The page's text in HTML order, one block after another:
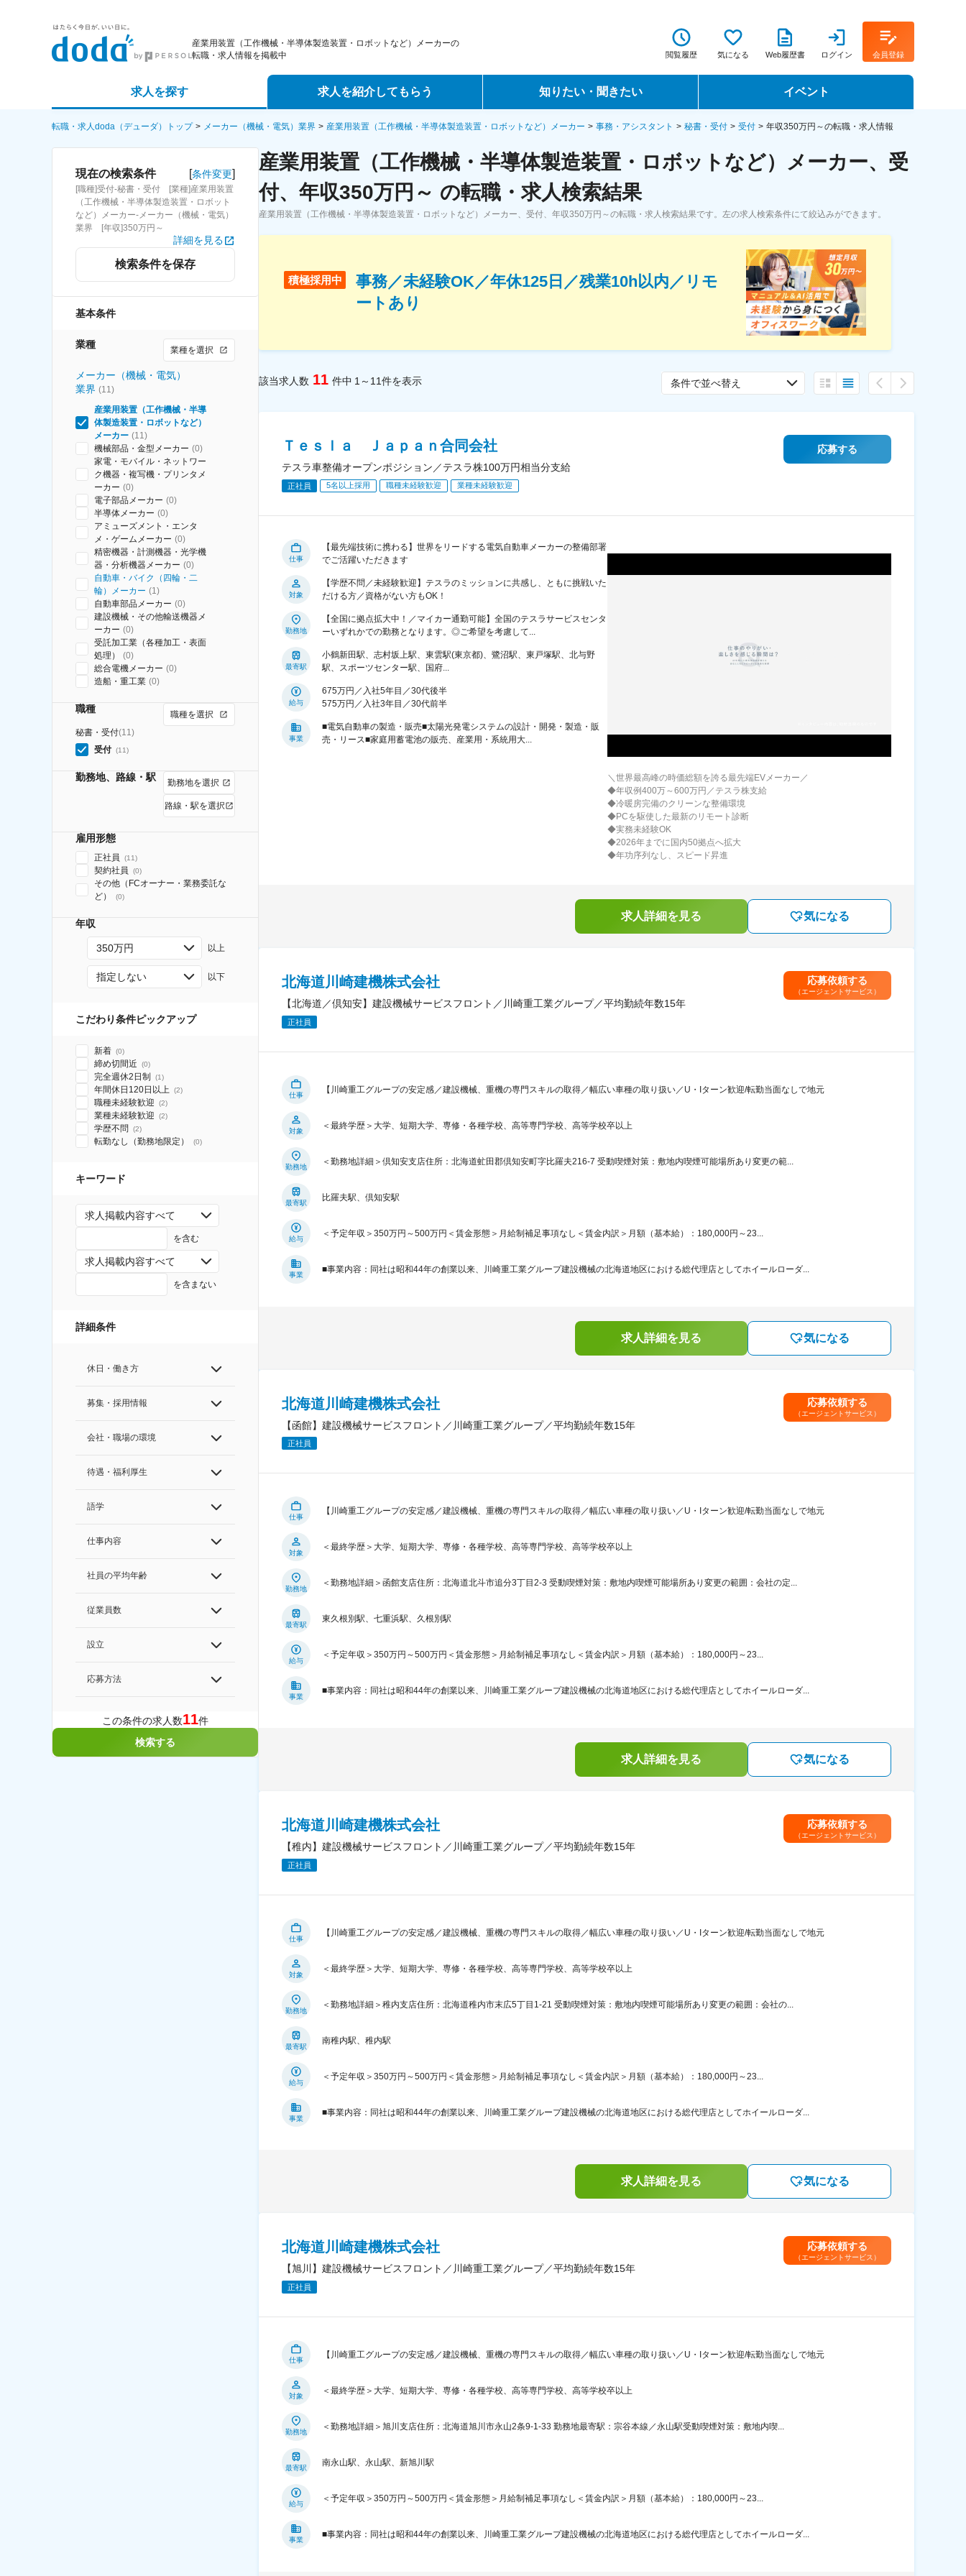
産業用装置（工作機械・半導体製造装置・ロボットなど）メーカーの
転職・求人情報を掲載中
閲覧履歴 気になる Web履歴書 ログイン 会員登録
求人を探す
詳細条件から探す
求人特集から探す
求人を紹介してもらう
エージェントサービス
スカウトサービス
パートナーエージェントサービス
知りたい・聞きたい
転職ノウハウ
データで見る転職
コラム・インタビュー
イベント
転職イベント・転職セミナー
転職フェア
転職・求人doda（デューダ）トップ メーカー（機械・電気）業界 産業用装置（工作機械・半導体製造装置・ロボットなど）メーカー 事務・アシスタント 秘書・受付 受付 年収350万円～の転職・求人情報
現在の検索条件 [条件変更]
[職種]受付-秘書・受付 [業種]産業用装置
（工作機械・半導体製造装置・ロボット
など）メーカー-メーカー（機械・電気）
業界 [年収]350万円～
詳細を見る
検索条件を保存
基本条件
業種 業種を選択
メーカー（機械・電気）
業界 (11)
産業用装置（工作機械・半導
体製造装置・ロボットなど）
メーカー (11)
機械部品・金型メーカー (0)
家電・モバイル・ネットワー
ク機器・複写機・プリンタメ
ーカー (0)
電子部品メーカー (0)
半導体メーカー (0)
アミューズメント・エンタ
メ・ゲームメーカー (0)
精密機器・計測機器・光学機
器・分析機器メーカー (0)
自動車・バイク（四輪・二
輪）メーカー (1)
自動車部品メーカー (0)
建設機械・その他輸送機器メ
ーカー (0)
受託加工業（各種加工・表面
処理）
(0)
総合電機メーカー (0)
造船・重工業 (0)
職種
職種を選択
秘書・受付(11)
受付 (11)
勤務地、路線・駅 勤務地を選択
路線・駅を選択
雇用形態
正社員 (11)
契約社員 (0)
その他（FCオーナー・業務委託な
ど）
(0)
年収
350万円 以上
指定しない 以下
こだわり条件ピックアップ
新着 (0)
締め切間近 (0)
完全週休2日制 (1)
年間休日120日以上 (2)
職種未経験歓迎 (2)
業種未経験歓迎 (2)
学歴不問 (2)
転勤なし（勤務地限定） (0)
キーワード
求人掲載内容すべて
を含む
求人掲載内容すべて
を含まない
詳細条件
休日・働き方
募集・採用情報
会社・職場の環境
待遇・福利厚生
語学
仕事内容
社員の平均年齢
従業員数
設立
応募方法
この条件の求人数11件
検索する
産業用装置（工作機械・半導体製造装置・ロボットなど）メーカー、受
付、年収350万円～ の転職・求人検索結果
産業用装置（工作機械・半導体製造装置・ロボットなど）メーカー、受付、年収350万円～の転職・求人検索結果です。左の求人検索条件にて絞込みができます。
積極採用中
事務／未経験OK／年休125日／残業10h以内／リモ
ートあり
該当求人数 11 件中 1～11件を表示 条件で並べ替え
Ｔｅｓｌａ Ｊａｐａｎ合同会社
テスラ車整備オープンポジション／テスラ株100万円相当分支給
正社員 5名以上採用 職種未経験歓迎 業種未経験歓迎
応募する
仕事
【最先端技術に携わる】世界をリードする電気自動車メーカーの整備部署
でご活躍いただきます
対象
【学歴不問／未経験歓迎】テスラのミッションに共感し、ともに挑戦いた
だける方／資格がない方もOK！
勤務地
【全国に拠点拡大中！／マイカー通勤可能】全国のテスラサービスセンタ
ーいずれかでの勤務となります。◎ご希望を考慮して...
最寄駅
小鶴新田駅、志村坂上駅、東雲駅(東京都)、鷺沼駅、東戸塚駅、北与野
駅、スポーツセンター駅、国府...
給与
675万円／入社5年目／30代後半
575万円／入社3年目／30代前半
事業
■電気自動車の製造・販売■太陽光発電システムの設計・開発・製造・販
売・リース■家庭用蓄電池の販売、産業用・系統用大...
＼世界最高峰の時価総額を誇る最先端EVメーカー／
◆年収例400万～600万円／テスラ株支給
◆冷暖房完備のクリーンな整備環境
◆PCを駆使した最新のリモート診断
◆実務未経験OK
◆2026年までに国内50拠点へ拡大
◆年功序列なし、スピード昇進
求人詳細を見る 気になる
北海道川崎建機株式会社
【北海道／倶知安】建設機械サービスフロント／川崎重工業グループ／平均勤続年数15年
正社員
応募依頼する
（エージェントサービス）
仕事
【川崎重工グループの安定感／建設機械、重機の専門スキルの取得／幅広い車種の取り扱い／U・Iターン歓迎/転勤当面なしで地元
対象
＜最終学歴＞大学、短期大学、専修・各種学校、高等専門学校、高等学校卒以上
勤務地
＜勤務地詳細＞倶知安支店住所：北海道虻田郡倶知安町字比羅夫216-7 受動喫煙対策：敷地内喫煙可能場所あり変更の範...
最寄駅
比羅夫駅、倶知安駅
給与
＜予定年収＞350万円～500万円＜賃金形態＞月給制補足事項なし＜賃金内訳＞月額（基本給）：180,000円～23...
事業
■事業内容：同社は昭和44年の創業以来、川崎重工業グループ建設機械の北海道地区における総代理店としてホイールローダ...
求人詳細を見る 気になる
北海道川崎建機株式会社
【函館】建設機械サービスフロント／川崎重工業グループ／平均勤続年数15年
正社員
応募依頼する
（エージェントサービス）
仕事
【川崎重工グループの安定感／建設機械、重機の専門スキルの取得／幅広い車種の取り扱い／U・Iターン歓迎/転勤当面なしで地元
対象
＜最終学歴＞大学、短期大学、専修・各種学校、高等専門学校、高等学校卒以上
勤務地
＜勤務地詳細＞函館支店住所：北海道北斗市追分3丁目2-3 受動喫煙対策：敷地内喫煙可能場所あり変更の範囲：会社の定...
最寄駅
東久根別駅、七重浜駅、久根別駅
給与
＜予定年収＞350万円～500万円＜賃金形態＞月給制補足事項なし＜賃金内訳＞月額（基本給）：180,000円～23...
事業
■事業内容：同社は昭和44年の創業以来、川崎重工業グループ建設機械の北海道地区における総代理店としてホイールローダ...
求人詳細を見る 気になる
北海道川崎建機株式会社
【稚内】建設機械サービスフロント／川崎重工業グループ／平均勤続年数15年
正社員
応募依頼する
（エージェントサービス）
仕事
【川崎重工グループの安定感／建設機械、重機の専門スキルの取得／幅広い車種の取り扱い／U・Iターン歓迎/転勤当面なしで地元
対象
＜最終学歴＞大学、短期大学、専修・各種学校、高等専門学校、高等学校卒以上
勤務地
＜勤務地詳細＞稚内支店住所：北海道稚内市末広5丁目1-21 受動喫煙対策：敷地内喫煙可能場所あり変更の範囲：会社の...
最寄駅
南稚内駅、稚内駅
給与
＜予定年収＞350万円～500万円＜賃金形態＞月給制補足事項なし＜賃金内訳＞月額（基本給）：180,000円～23...
事業
■事業内容：同社は昭和44年の創業以来、川崎重工業グループ建設機械の北海道地区における総代理店としてホイールローダ...
求人詳細を見る 気になる
北海道川崎建機株式会社
【旭川】建設機械サービスフロント／川崎重工業グループ／平均勤続年数15年
正社員
応募依頼する
（エージェントサービス）
仕事
【川崎重工グループの安定感／建設機械、重機の専門スキルの取得／幅広い車種の取り扱い／U・Iターン歓迎/転勤当面なしで地元
対象
＜最終学歴＞大学、短期大学、専修・各種学校、高等専門学校、高等学校卒以上
勤務地
＜勤務地詳細＞旭川支店住所：北海道旭川市永山2条9-1-33 勤務地最寄駅：宗谷本線／永山駅受動喫煙対策：敷地内喫...
最寄駅
南永山駅、永山駅、新旭川駅
給与
＜予定年収＞350万円～500万円＜賃金形態＞月給制補足事項なし＜賃金内訳＞月額（基本給）：180,000円～23...
事業
■事業内容：同社は昭和44年の創業以来、川崎重工業グループ建設機械の北海道地区における総代理店としてホイールローダ...